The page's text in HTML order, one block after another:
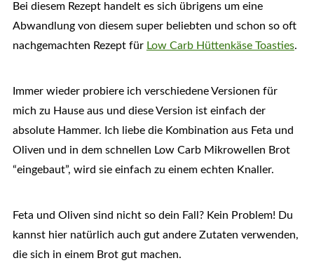
Bei diesem Rezept handelt es sich übrigens um eine
Abwandlung von diesem super beliebten und schon so oft
nachgemachten Rezept für Low Carb Hüttenkäse Toasties.
Immer wieder probiere ich verschiedene Versionen für
mich zu Hause aus und diese Version ist einfach der
absolute Hammer. Ich liebe die Kombination aus Feta und
Oliven und in dem schnellen Low Carb Mikrowellen Brot
“eingebaut”, wird sie einfach zu einem echten Knaller.
Feta und Oliven sind nicht so dein Fall? Kein Problem! Du
kannst hier natürlich auch gut andere Zutaten verwenden,
die sich in einem Brot gut machen.